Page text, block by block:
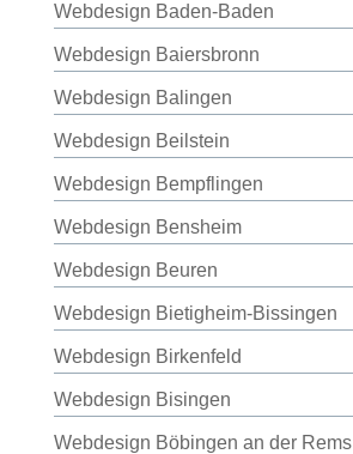
Webdesign Baden-Baden
Webdesign Baiersbronn
Webdesign Balingen
Webdesign Beilstein
Webdesign Bempflingen
Webdesign Bensheim
Webdesign Beuren
Webdesign Bietigheim-Bissingen
Webdesign Birkenfeld
Webdesign Bisingen
Webdesign Böbingen an der Rems